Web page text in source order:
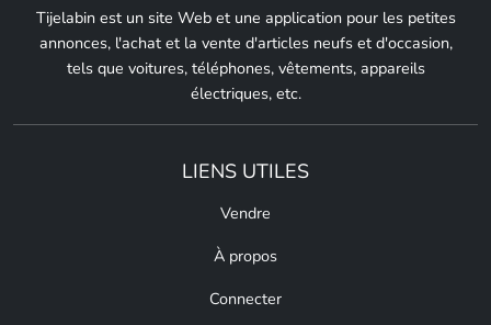
Tijelabin est un site Web et une application pour les petites
annonces, l'achat et la vente d'articles neufs et d'occasion,
tels que voitures, téléphones, vêtements, appareils
électriques, etc.
LIENS UTILES
Vendre
À propos
Connecter